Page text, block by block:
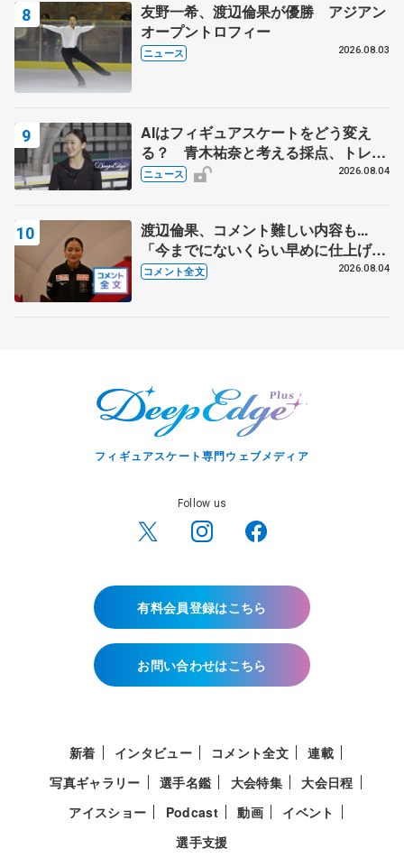
友野一希、渡辺倫果が優勝 アジアン
オープントロフィー
ニュース 2026.08.03
AIはフィギュアスケートをどう変え
る？ 青木祐奈と考える採点、トレー
ニングの未来
ニュース 2026.08.04
渡辺倫果、コメント難しい内容も...
「今までにないくらい早めに仕上げら
れている」 【アジアンオープントロ
コメント全文 2026.08.04
フィギュアスケート専門ウェブメディア
Follow us
有料会員登録はこちら
お問い合わせはこちら
新着 インタビュー コメント全文
連載
写真ギャラリー
選手名鑑 大会特集
大会日程
アイスショー
Podcast 動画
イベント
選手支援